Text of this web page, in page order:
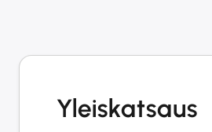
Yleiskatsaus